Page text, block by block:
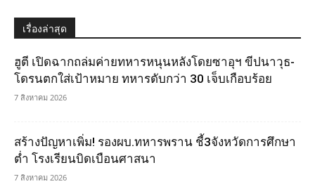
เรื่องล่าสุด
ฮูตี เปิดฉากถล่มค่ายทหารหนุนหลังโดยซาอุฯ ขีปนาวุธ-
โดรนตกใส่เป้าหมาย ทหารดับกว่า 30 เจ็บเกือบร้อย
7 สิงหาคม 2026
สร้างปัญหาเพิ่ม! รองผบ.ทหารพราน ชี้3จังหวัดการศึกษา
ต่ำ โรงเรียนบิดเบือนศาสนา
7 สิงหาคม 2026